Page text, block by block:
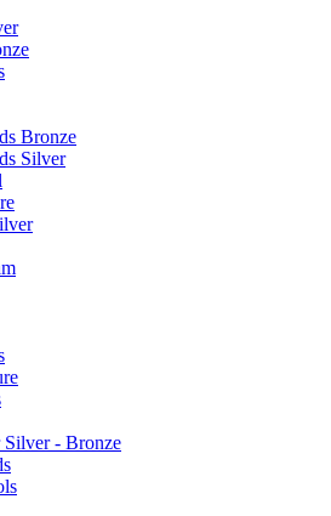
Bronze
Silver
Silver - Bronze